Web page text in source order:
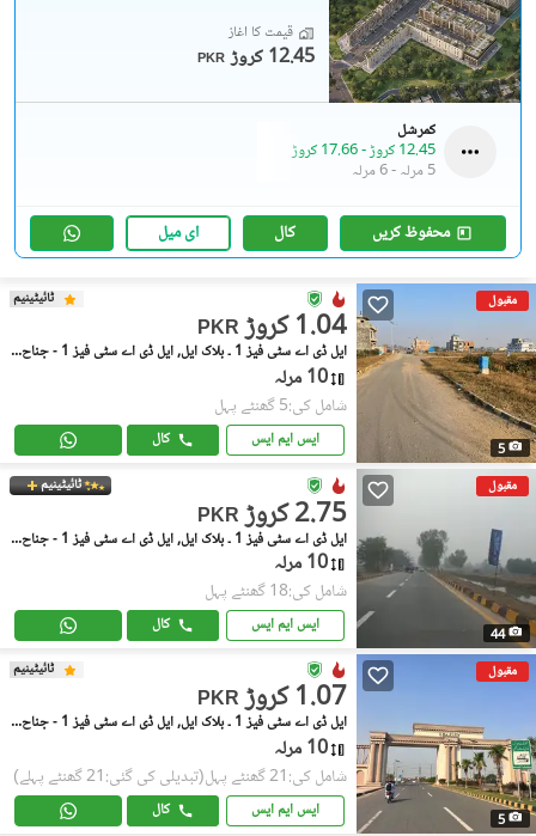
قیمت کا آغاز
PKR 12.45 کروڑ
کمرشل
12.45 کروڑ
-17.66 کروڑ
5 مرلہ
-6 مرلہ
محفوظ کریں کال ای میل
مقبول
5
ٹائیٹینیم
PKR 1.04 کروڑ
ایل ڈی اے سٹی فیز 1 ۔ بلاک ایل, ایل ڈی اے سٹی فیز 1 - جناح سیکٹر
10 مرلہ
شامل کی:5 گھنٹے پہل
ایس ایم ایس کال
مقبول
44
ٹائیٹینیم
PKR 2.75 کروڑ
ایل ڈی اے سٹی فیز 1 ۔ بلاک ایل, ایل ڈی اے سٹی فیز 1 - جناح سیکٹر
10 مرلہ
شامل کی:18 گھنٹے پہل
ایس ایم ایس کال
مقبول
5
ٹائیٹینیم
PKR 1.07 کروڑ
ایل ڈی اے سٹی فیز 1 ۔ بلاک ایل, ایل ڈی اے سٹی فیز 1 - جناح سیکٹر
10 مرلہ
شامل کی:21 گھنٹے پہل (تبدیلی کی گئی:21 گھنٹے پہلے)
ایس ایم ایس کال